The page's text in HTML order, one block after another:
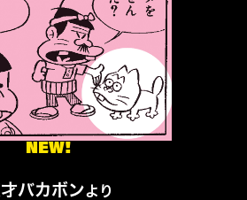
NEW!
バカボンより